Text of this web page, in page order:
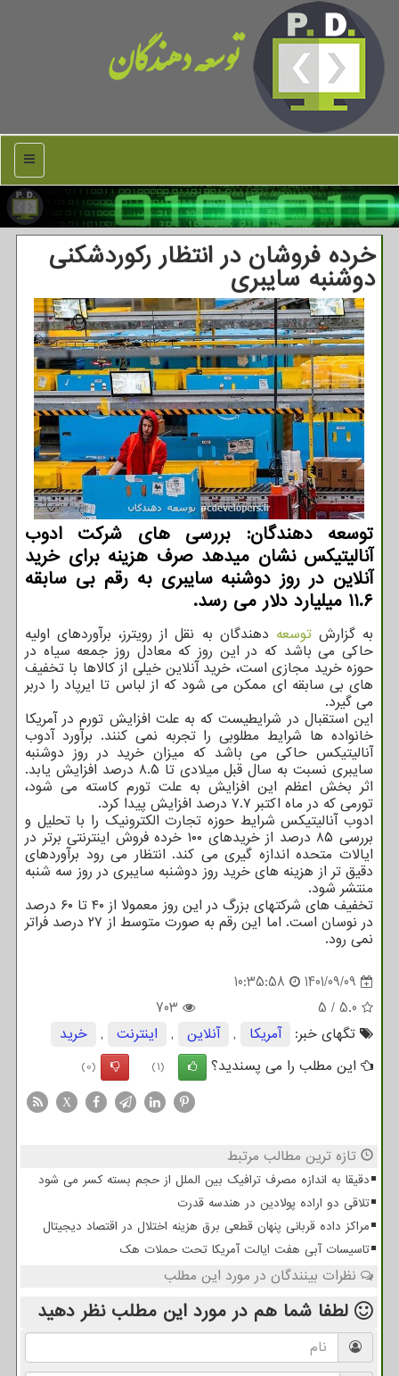
توسعه دهندگان
منو
خرده فروشان در انتظار رکوردشکنی
دوشنبه سایبری
توسعه دهندگان: بررسی های شرکت ادوب
آنالیتیکس نشان میدهد صرف هزینه برای خرید
آنلاین در روز دوشنبه سایبری به رقم بی سابقه
۱۱.۶ میلیارد دلار می رسد.
به گزارشتوسعه دهندگان به نقل از رویترز، برآوردهای اولیه
حاکی می باشد که در این روز که معادل روز جمعه سیاه در
حوزه خرید مجازی است، خرید آنلاین خیلی از کالاها با تخفیف
های بی سابقه ای ممکن می شود که از لباس تا ایرپاد را دربر
می گیرد.
این استقبال در شرایطیست که به علت افزایش تورم در آمریکا
خانواده ها شرایط مطلوبی را تجربه نمی کنند. برآورد آدوب
آنالیتیکس حاکی می باشد که میزان خرید در روز دوشنبه
سایبری نسبت به سال قبل میلادی تا ۸.۵ درصد افزایش یابد.
اثر بخش اعظم این افزایش به علت تورم کاسته می شود،
تورمی که در ماه اکتبر ۷.۷ درصد افزایش پیدا کرد.
ادوب آنالیتیکس شرایط حوزه تجارت الکترونیک را با تحلیل و
بررسی ۸۵ درصد از خریدهای ۱۰۰ خرده فروش اینترنتی برتر در
ایالات متحده اندازه گیری می کند. انتظار می رود برآوردهای
دقیق تر از هزینه های خرید روز دوشنبه سایبری در روز سه شنبه
منتشر شود.
تخفیف های شرکتهای بزرگ در این روز معمولا از ۴۰ تا ۶۰ درصد
در نوسان است. اما این رقم به صورت متوسط از ۲۷ درصد فراتر
نمی رود.
1401/09/09
10:35:58
5.0
/
5
703
تگهای خبر:
آمریكا , آنلاین , اینترنت ,
خرید
این مطلب را می پسندید؟
(1)
(0)
X
تازه ترین مطالب مرتبط
دقیقا به اندازه مصرف ترافیک بین الملل از حجم بسته کسر می شود
تلاقی دو اراده پولادین در هندسه قدرت
مراکز داده قربانی پنهان قطعی برق هزینه اختلال در اقتصاد دیجیتال
تاسیسات آبی هفت ایالت آمریکا تحت حملات هک
نظرات بینندگان در مورد این مطلب
لطفا شما هم در مورد این مطلب نظر دهید